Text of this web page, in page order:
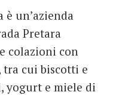
è un’azienda
Pretara
colazioni con
cui biscotti e
yogurt e miele di